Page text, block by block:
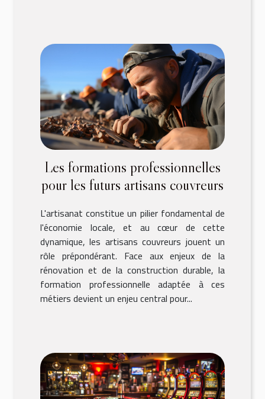
Les formations professionnelles
pour les futurs artisans couvreurs
L'artisanat constitue un pilier fondamental de
l'économie locale, et au cœur de cette
dynamique, les artisans couvreurs jouent un
rôle prépondérant. Face aux enjeux de la
rénovation et de la construction durable, la
formation professionnelle adaptée à ces
métiers devient un enjeu central pour...